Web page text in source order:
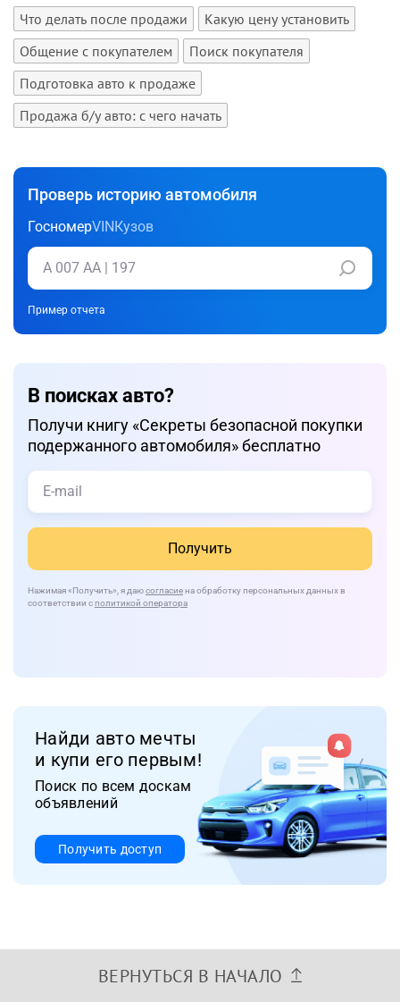
Что делать после продажи
Какую цену установить
Общение с покупателем
Поиск покупателя
Подготовка авто к продаже
Продажа б/у авто: с чего начать
Проверь историю автомобиля
ГосномерVINКузов
Пример отчета
В поисках авто?
Получи книгу «Cекреты безопасной покупки
подержанного автомобиля» бесплатно
Получить
Нажимая «Получить» , я даюсогласиена обработку персональных данных в
соответствии сполитикой оператора
Найди авто мечты
и купи его первым!
Поиск по всем доскам
объявлений
Получить доступ
ВЕРНУТЬСЯ В НАЧАЛО